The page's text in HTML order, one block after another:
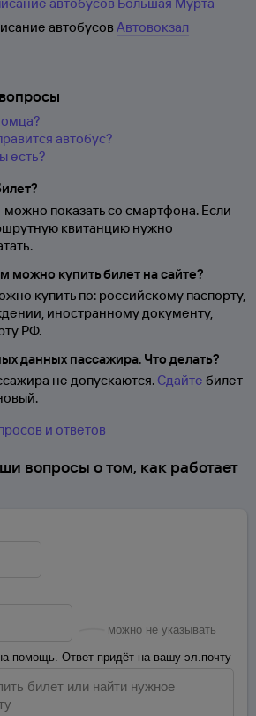
автобусовАвтовокзал
автобус?
есть?
можно показать со смартфона. Если
квитанцию нужно
можно купить билет на сайте?
купить по: российскому паспорту,
иностранному документу,
РФ.
данных пассажира. Что делать?
не допускаются. Сдайте билет
и ответов
вопросы о том, как работает
можно не указывать
помощь. Ответ придёт на вашу эл.почту